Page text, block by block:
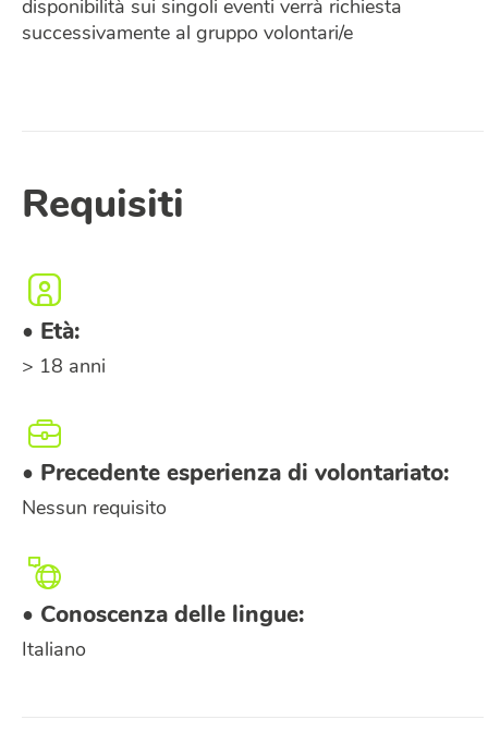
disponibilità sui singoli eventi verrà richiesta
successivamente al gruppo volontari/e
Requisiti
• Età:
> 18 anni
• Precedente esperienza di volontariato:
Nessun requisito
• Conoscenza delle lingue:
Italiano
Disponibilità
BERGAMO ETS